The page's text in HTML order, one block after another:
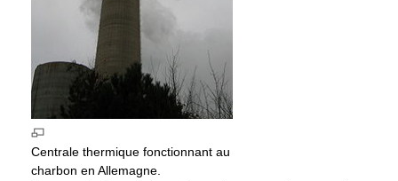
Centrale thermique fonctionnant au
charbon en Allemagne.